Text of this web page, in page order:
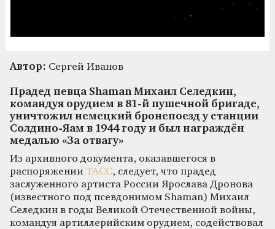
Автор: Сергей Иванов
Прадед певца Shaman Михаил Селедкин,
командуя орудием в 81-й пушечной бригаде,
уничтожил немецкий бронепоезд у станции
Солдино-Яам в 1944 году и был награждён
медалью «За отвагу»
Из архивного документа, оказавшегося в
распоряжении ТАСС, следует, что прадед
заслуженного артиста России Ярослава Дронова
(известного под псевдонимом Shaman) Михаил
Селедкин в годы Великой Отечественной войны,
командуя артиллерийским орудием, содействовал